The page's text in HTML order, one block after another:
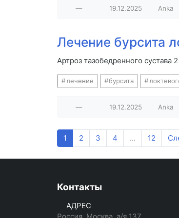
— 19.12.2025 Anka
Лечение бурсита
Артроз тазобедренного сустава
лечение бурсита
— 19.12.2025 Anka
1 2 3 4 ... 12
Контакты
АДРЕС